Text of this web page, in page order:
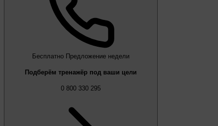
Бесплатно Предложение недели
Подберём тренажёр под ваши цели
0 800 330 295